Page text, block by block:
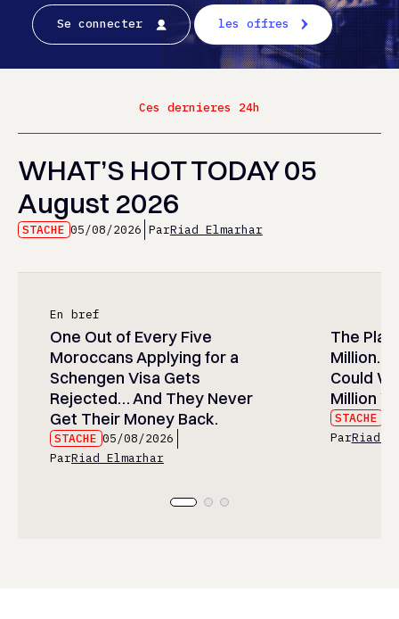
Se connecter les offres
Ces dernieres 24h
WHAT’S HOT TODAY 05
August 2026
STACHE 05/08/2026 ParRiad Elmarhar
En bref
One Out of Every Five
Moroccans Applying for a
Schengen Visa Gets
Rejected… And They Never
Get Their Money Back.
STACHE 05/08/2026
ParRiad Elmarhar
The
Million…
Could
Million
STACHE
ParRiad